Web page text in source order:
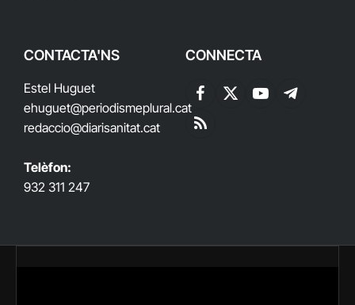
CONTACTA'NS
Estel Huguet
ehuguet@periodismeplural.cat
redaccio@diarisanitat.cat
Telèfon:
932 311 247
CONNECTA
Facebook
X
YouTubeTelegram
RSS